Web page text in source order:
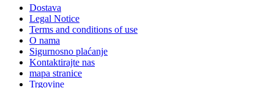
Dostava
Legal Notice
Terms and conditions of use
O nama
Sigurnosno plaćanje
Kontaktirajte nas
mapa stranice
Trgovine